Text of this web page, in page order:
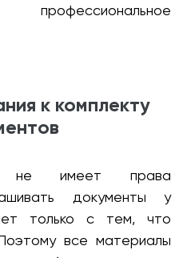
к комплекту
не имеет права
документы у
только с тем, что
все материалы